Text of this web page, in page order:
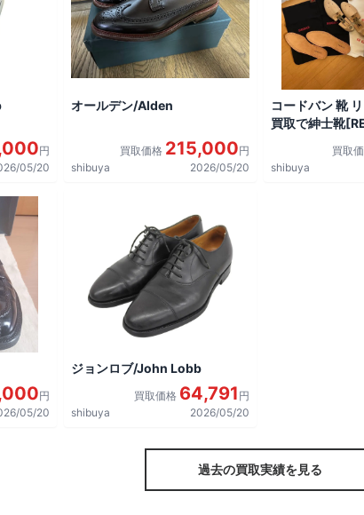
円
05/20
オールデン/Alden
買取価格 215,000円
shibuya
2026/05/20
コードバン 靴
買取で紳士靴
買取
shibuya
円
05/20
ジョンロブ/John Lobb
買取価格 64,791 円
shibuya
2026/05/20
過去の買取実績を見る